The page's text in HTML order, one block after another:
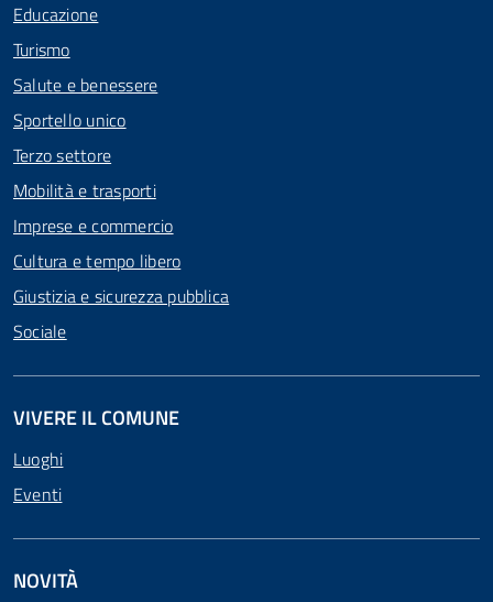
Educazione
Turismo
Salute e benessere
Sportello unico
Terzo settore
Mobilità e trasporti
Imprese e commercio
Cultura e tempo libero
Giustizia e sicurezza pubblica
Sociale
VIVERE IL COMUNE
Luoghi
Eventi
NOVITÀ